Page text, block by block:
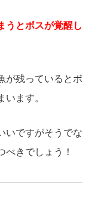
うとボスが覚醒し
が残っているとボ
ます。
いですがそうでな
べきでしょう！